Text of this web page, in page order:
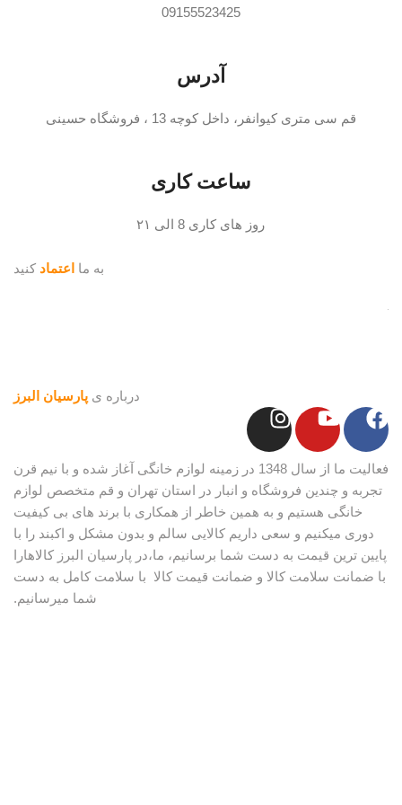
09155523425
آدرس
قم سی متری کیوانفر، داخل کوچه 13 ، فروشگاه حسینی
ساعت کاری
روز های کاری 8 الی ۲۱
درباره ی پارسیان البرز
فعالیت ما از سال 1348 در زمینه لوازم خانگی آغاز شده و با نیم قرن
تجربه و چندین فروشگاه و انبار در استان تهران و قم متخصص لوازم
خانگی هستیم و به همین خاطر از همکاری با برند های بی کیفیت
دوری میکنیم و سعی داریم کالایی سالم و بدون مشکل و اکبند را با
پایین ترین قیمت به دست شما برسانیم، ما،در پارسیان البرز کالاهارا
با ضمانت سلامت کالا و ضمانت قیمت کالا با سلامت کامل به دست
شما میرسانیم.
به ما اعتماد کنید